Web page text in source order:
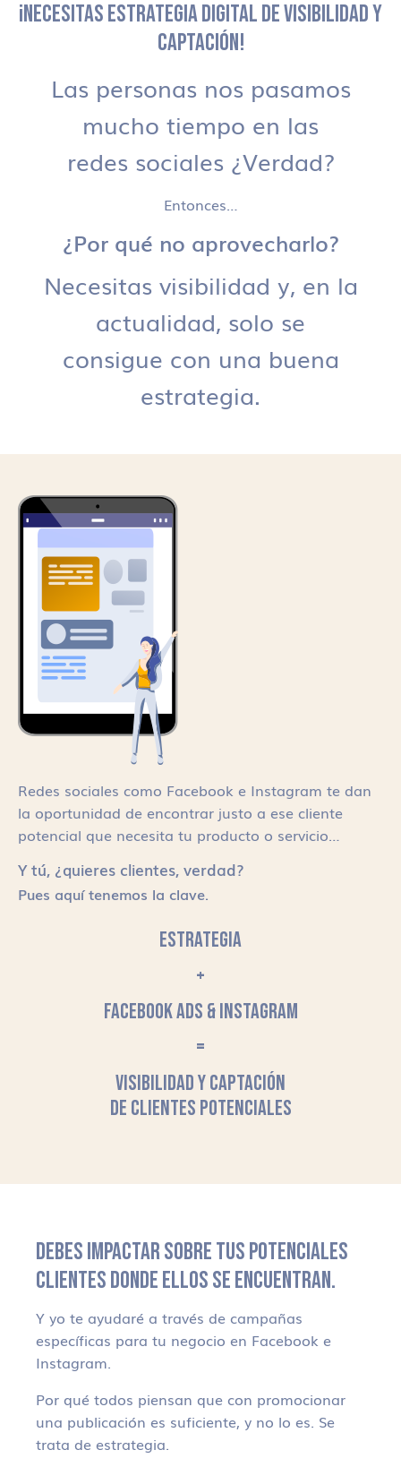
¡NECESITAS ESTRATEGIA DIGITAL DE VISIBILIDAD Y
CAPTACIÓN!
Las personas nos pasamos
mucho tiempo en las
redes sociales ¿Verdad?
Entonces…
¿Por qué no aprovecharlo?
Necesitas visibilidad y, en la
actualidad, solo se
consigue con una buena
estrategia.
Redes sociales como Facebook e Instagram te dan
la oportunidad de encontrar justo a ese cliente
potencial que necesita tu producto o servicio…
Y tú, ¿quieres clientes, verdad?
Pues aquí tenemos la clave.
ESTRATEGIA
+
FACEBOOK ADS & INSTAGRAM
=
VISIBILIDAD Y CAPTACIÓN
DE CLIENTES POTENCIALES
DEBES IMPACTAR SOBRE TUS POTENCIALES
CLIENTES DONDE ELLOS SE ENCUENTRAN.
Y yo te ayudaré a través de campañas
específicas para tu negocio en Facebook e
Instagram.
Por qué todos piensan que con promocionar
una publicación es suficiente, y no lo es. Se
trata de estrategia.